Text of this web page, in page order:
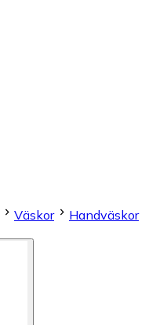
Väskor
Handväskor